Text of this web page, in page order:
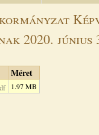
2020.
Méret
1.97 MB